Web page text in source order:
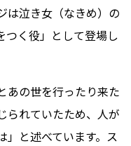
は泣き女（なきめ）の
つく役」として登場し
あの世を行ったり来た
られていたため、人が
」と述べています。ス